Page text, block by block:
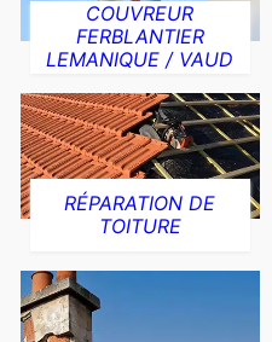
COUVREUR
FERBLANTIER
LEMANIQUE / VAUD
RÉPARATION DE
TOITURE